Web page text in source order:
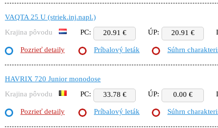
VAQTA 25 U (striek.inj.napl.)
Krajina pôvodu
PC: 20.91 € ÚP: 20.91 €
Pozrieť detaily Príbalový leták Súhrn
HAVRIX 720 Junior monodose
Krajina pôvodu
PC: 33.78 € ÚP: 0.00 €
Pozrieť detaily Príbalový leták Súhrn